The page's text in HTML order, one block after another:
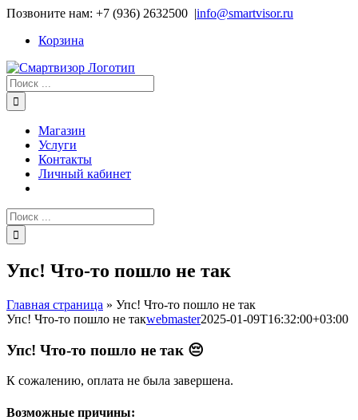
Skip
content
Позвоните нам: +7 (936) 2632500 |info@smartvisor.ru
Корзина
Результат
поиска:
Магазин
Услуги
Контакты
Личный кабинет
Результат
поиска:
Упс! Что-то пошло не так
Главная страница » Упс! Что-то пошло не так
Упс! Что-то пошло не такwebmaster2025-01-09T16:32:00+03:00
Упс! Что-то пошло не так 😔
К сожалению, оплата не была завершена.
Возможные причины: